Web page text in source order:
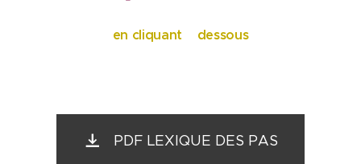
en cliquant dessous
PDF LEXIQUE DES PAS